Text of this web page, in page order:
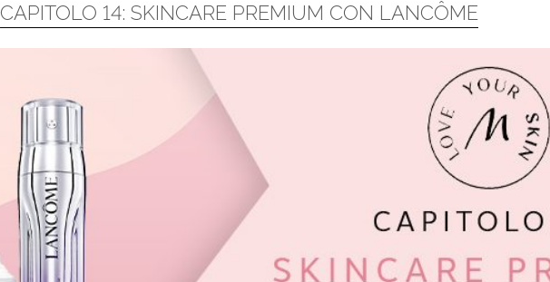
CAPITOLO 14: SKINCARE PREMIUM CON LANCÔME